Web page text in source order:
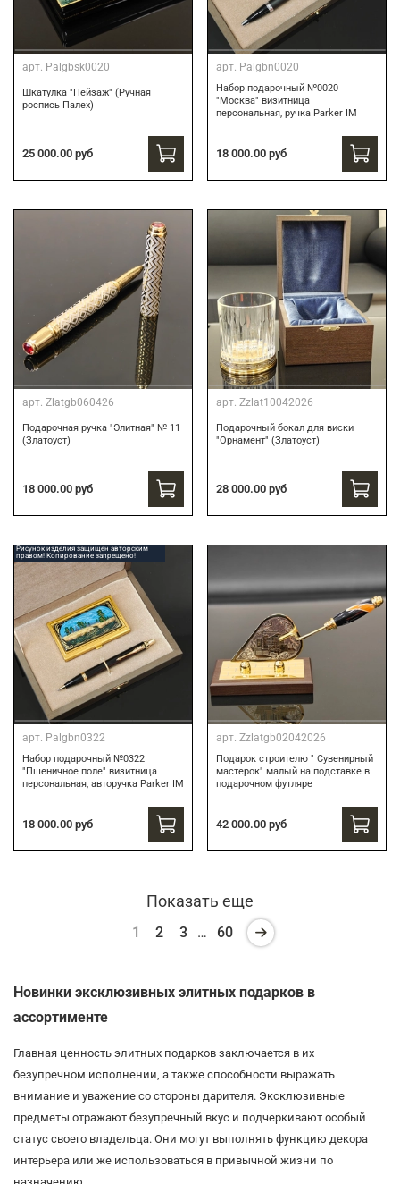
арт. Palgbsk0020
Шкатулка "Пейзаж" (Ручная
роспись Палех)
25 000.00 руб
арт. Palgbn0020
Набор подарочный №0020
"Москва" визитница
персональная, ручка Parker IM
18 000.00 руб
арт. Zlatgb060426
Подарочная ручка "Элитная" № 11
(Златоуст)
18 000.00 руб
арт. Zzlat10042026
Подарочный бокал для виски
"Орнамент" (Златоуст)
28 000.00 руб
Рисунок изделия защищен авторским
правом! Копирование запрещено!
арт. Palgbn0322
Набор подарочный №0322
"Пшеничное поле" визитница
персональная, авторучка Parker IM
18 000.00 руб
арт. Zzlatgb02042026
Подарок строителю " Сувенирный
мастерок" малый на подставке в
подарочном футляре
42 000.00 руб
Показать еще
1 2 3 … 60
Новинки эксклюзивных элитных подарков в
ассортименте
Главная ценность элитных подарков заключается в их
безупречном исполнении, а также способности выражать
внимание и уважение со стороны дарителя. Эксклюзивные
предметы отражают безупречный вкус и подчеркивают особый
статус своего владельца. Они могут выполнять функцию декора
интерьера или же использоваться в привычной жизни по